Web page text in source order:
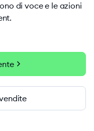
di voce e le azioni
chevron_right